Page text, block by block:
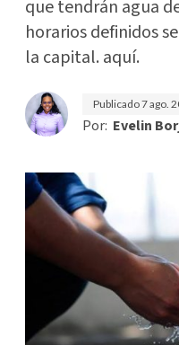
que tendrán agua
horarios definidos
la capital. aquí.
Publicado7 ago.
Por: Evelin